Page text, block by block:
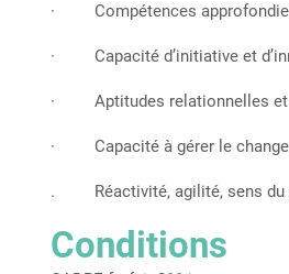
· Compétences approfondies
· Capacité d’initiative et
· Aptitudes relationnelles et
· Capacité à gérer le
. Réactivité, agilité, sens du
Conditions